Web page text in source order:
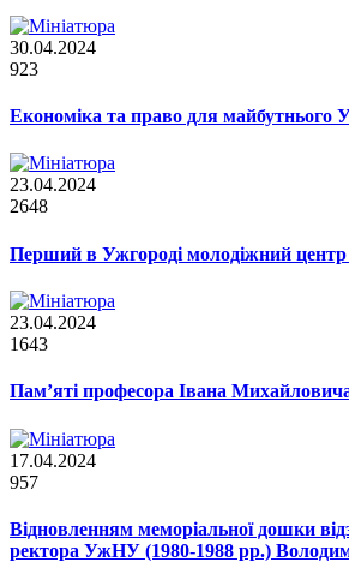
30.04.2024
923
Економіка та право для майбутнього
23.04.2024
2648
Перший в Ужгороді молодіжний
23.04.2024
1643
Пам’яті професора Івана
17.04.2024
957
Відновленням меморіальної дошки
ректора УжНУ (1980-1988 рр.)